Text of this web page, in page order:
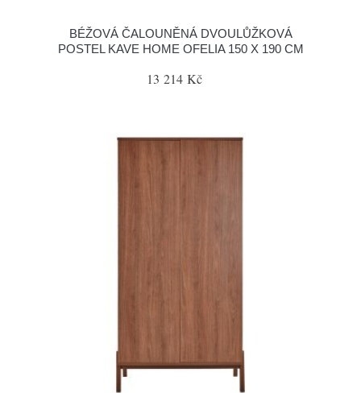
BÉŽOVÁ ČALOUNĚNÁ DVOULŮŽKOVÁ
POSTEL KAVE HOME OFELIA 150 X 190 CM
13 214 Kč